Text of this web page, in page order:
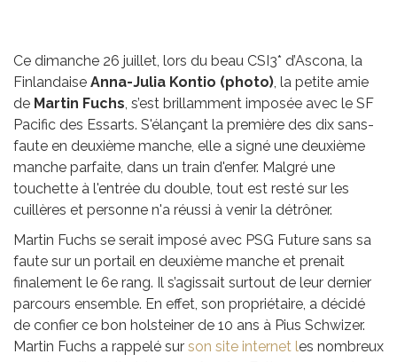
Ce dimanche 26 juillet, lors du beau CSI3* d’Ascona, la
Finlandaise Anna-Julia Kontio (photo), la petite amie
de Martin Fuchs, s’est brillamment imposée avec le SF
Pacific des Essarts. S'élançant la première des dix sans-
faute en deuxième manche, elle a signé une deuxième
manche parfaite, dans un train d'enfer. Malgré une
touchette à l'entrée du double, tout est resté sur les
cuillères et personne n'a réussi à venir la détrôner.
Martin Fuchs se serait imposé avec PSG Future sans sa
faute sur un portail en deuxième manche et prenait
finalement le 6e rang. Il s’agissait surtout de leur dernier
parcours ensemble. En effet, son propriétaire, a décidé
de confier ce bon holsteiner de 10 ans à Pius Schwizer.
Martin Fuchs a rappelé sur son site internet les nombreux